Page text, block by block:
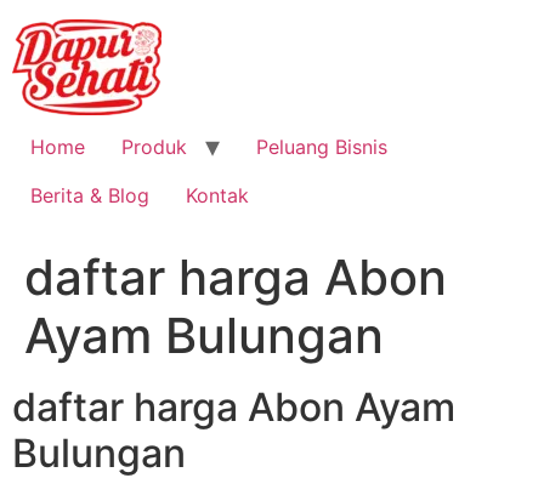
Home Produk
Peluang Bisnis
Berita & Blog
Kontak
daftar harga Abon
Ayam Bulungan
daftar harga Abon Ayam
Bulungan